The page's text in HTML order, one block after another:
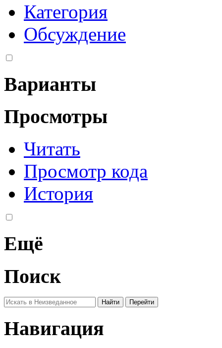
Категория
Обсуждение
Варианты
Просмотры
Читать
Просмотр кода
История
Ещё
Поиск
Навигация